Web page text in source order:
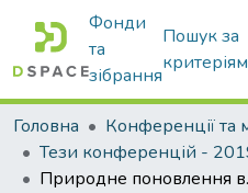
Фонди
та
зібрання
Пошук за
Головна
Тези конференцій -
Природне